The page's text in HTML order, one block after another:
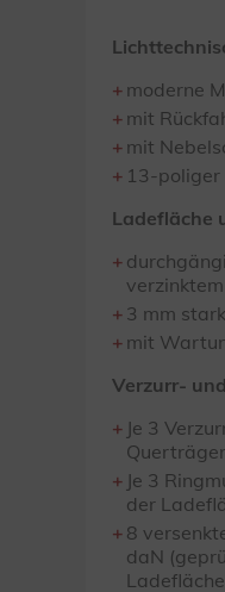
moderne
mit
mit
13-poliger
Ladefläche
3 mm stark
mit
Verzurr-
Je 3
Je 3
der
8
daN